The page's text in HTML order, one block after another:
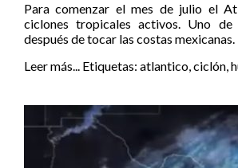
Para comenzar el mes de julio el
ciclones tropicales activos. Uno
después de tocar las costas mexicanas.
Leer más... Etiquetas: atlantico,ciclón,